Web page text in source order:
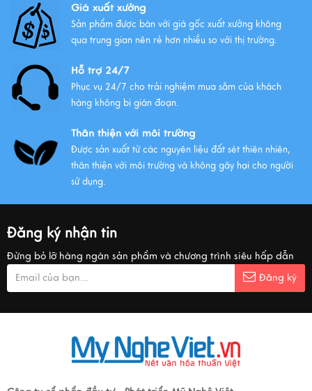
Giá xuất xưởng
Sản phẩm được bán với giá gốc xuất xưởng không
qua trung gian nên rẻ hơn nhiều so với thị trường.
Hỗ trợ 24/7
Phục vụ 24/7 cho trải nghiệm mua sắm của khách
hàng không bị gián đoạn.
Thân thiện với môi trường
Được sản xuất từ các nguyên liệu đất sét thiên nhiên,
thân thiện với môi trường và không gây hại cho người
sử dụng.
Đăng ký nhận tin
Đừng bỏ lỡ hàng ngàn sản phẩm và chương trình siêu hấp dẫn
Đăng ký